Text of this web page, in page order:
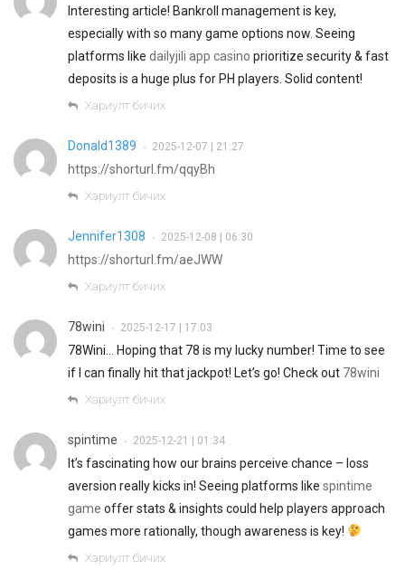
Interesting article! Bankroll management is key,
especially with so many game options now. Seeing
platforms like dailyjili app casino prioritize security & fast
deposits is a huge plus for PH players. Solid content!
Хариулт бичих
Donald1389 • 2025-12-07 | 21:27
https://shorturl.fm/qqyBh
Хариулт бичих
Jennifer1308 • 2025-12-08 | 06:30
https://shorturl.fm/aeJWW
Хариулт бичих
78wini • 2025-12-17 | 17:03
78Wini… Hoping that 78 is my lucky number! Time to see
if I can finally hit that jackpot! Let’s go! Check out 78wini
Хариулт бичих
spintime • 2025-12-21 | 01:34
It’s fascinating how our brains perceive chance – loss
aversion really kicks in! Seeing platforms like spintime
game offer stats & insights could help players approach
games more rationally, though awareness is key!
Хариулт бичих